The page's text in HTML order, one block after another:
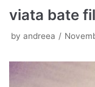
viata bate
by andreea